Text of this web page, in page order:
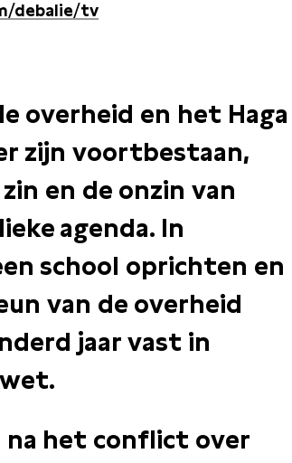
debalie/tv
overheid en het Haga
zijn voortbestaan,
en de onzin van
agenda. In
school oprichten en
van de overheid
jaar vast in
na het conflict over